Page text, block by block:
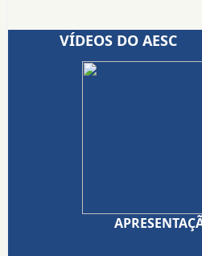
VÍDEOS DO AESC